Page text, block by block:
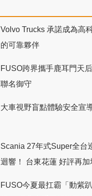
Volvo Trucks 承諾成為高
的可靠夥伴
FUSO跨界攜手鹿耳門天
聯名御守
大車視野盲點體驗安全宣
Scania 27年式Super全台
迴響！ 台東花蓮 好評再加
FUSO今夏最扛霸「動紫